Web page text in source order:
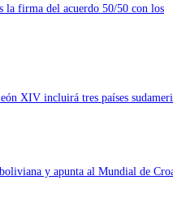
la firma del acuerdo 50/50 con los
XIV incluirá tres países
y apunta al Mundial de